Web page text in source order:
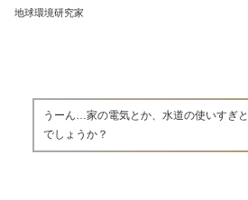
地球環境研究家
うーん…家の電気とか、水道の使いすぎ
でしょうか？